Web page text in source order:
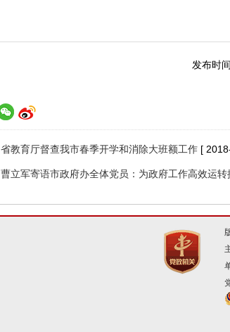
发布时
省教育厅督查我市春季开学和消除大班额工作 [
曹立军寄语市政府办全体党员：为政府工作高效运转